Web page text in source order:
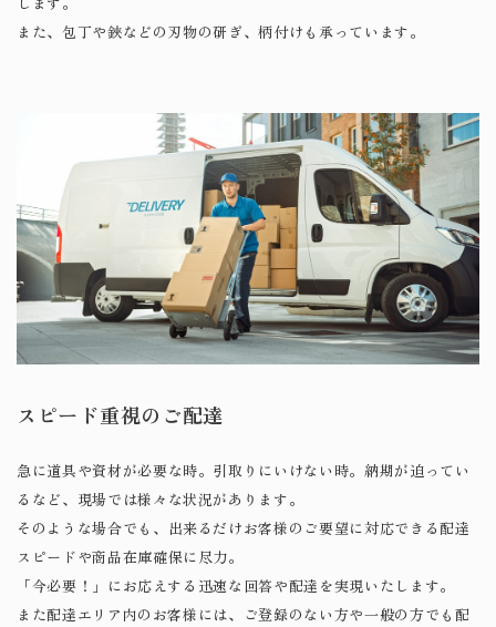
また、包丁や鋏などの刃物の研ぎ、柄付けも承っています。
スピード重視のご配達
急に道具や資材が必要な時。引取りにいけない時。納期が迫ってい
るなど、現場では様々な状況があります。
そのような場合でも、出来るだけお客様のご要望に対応できる配達
スピードや商品在庫確保に尽力。
「今必要！」にお応えする迅速な回答や配達を実現いたします。
また配達エリア内のお客様には、ご登録のない方や一般の方でも配